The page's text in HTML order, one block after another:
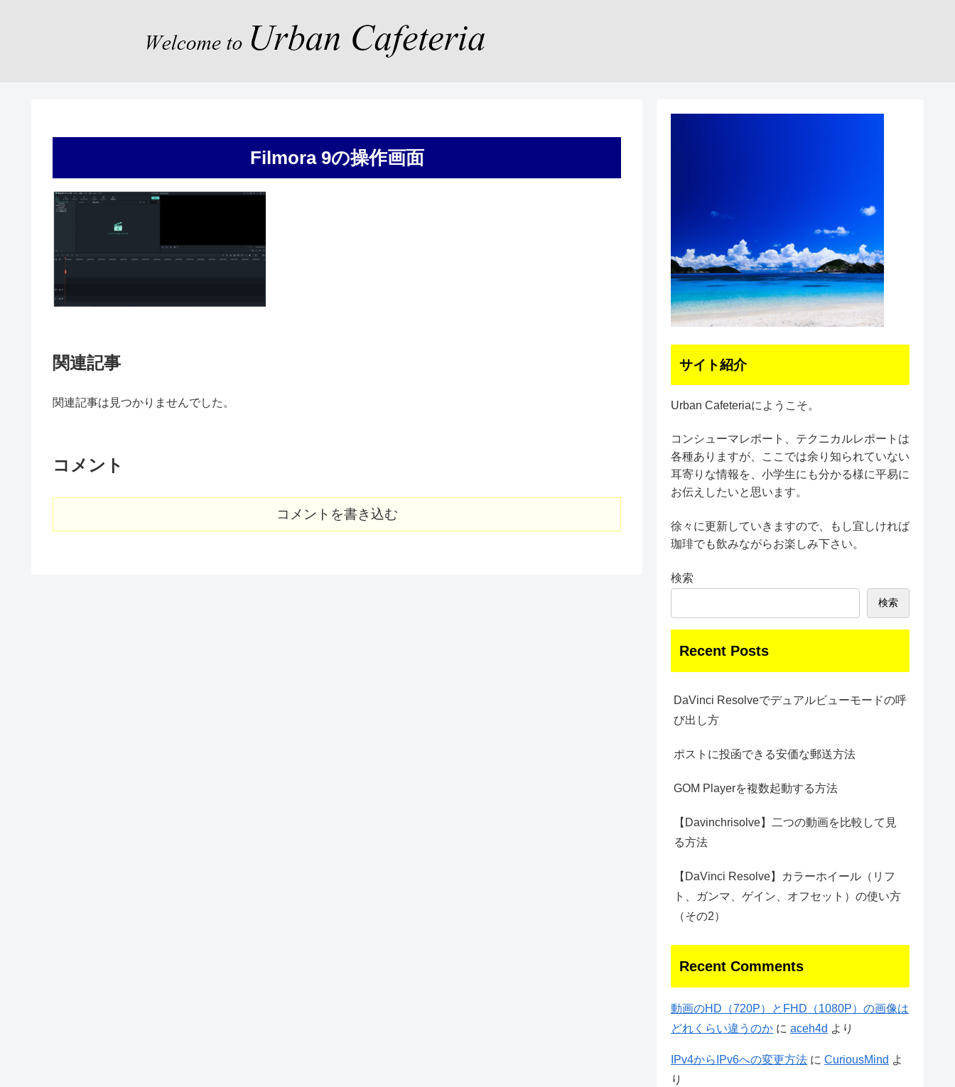
Filmora 9の操作画面
関連記事
関連記事は見つかりませんでした。
コメント
コメントを書き込む
サイト紹介
Urban Cafeteriaにようこそ。
コンシューマレポート、テクニカルレポートは
各種ありますが、ここでは余り知られていない
耳寄りな情報を、小学生にも分かる様に平易に
お伝えしたいと思います。
徐々に更新していきますので、もし宜しければ
珈琲でも飲みながらお楽しみ下さい。
検索
検索
Recent Posts
DaVinci Resolveでデュアルビューモードの呼
び出し方
ポストに投函できる安価な郵送方法
GOM Playerを複数起動する方法
【Davinchrisolve】二つの動画を比較して見
る方法
【DaVinci Resolve】カラーホイール（リフ
ト、ガンマ、ゲイン、オフセット）の使い方
（その2）
Recent Comments
動画のHD（720P）とFHD（1080P）の画像は
どれくらい違うのか に aceh4d より
IPv4からIPv6への変更方法 に CuriousMind よ
り